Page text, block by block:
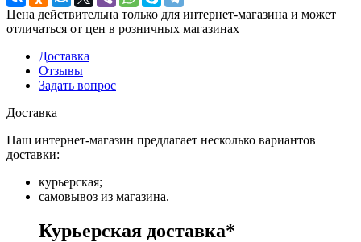
Цена действительна только для интернет-магазина и может
отличаться от цен в розничных магазинах
Доставка
Отзывы
Задать вопрос
Доставка
Наш интернет-магазин предлагает несколько вариантов
доставки:
курьерская;
самовывоз из магазина.
Курьерская доставка*